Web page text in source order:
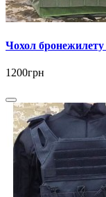
Чохол
1200грн